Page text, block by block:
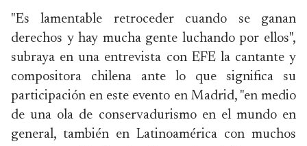
"Es lamentable retroceder cuando se ganan
derechos y hay mucha gente luchando por ellos",
subraya en una entrevista con EFE la cantante y
compositora chilena ante lo que significa su
participación en este evento en Madrid, "en medio
de una ola de conservadurismo en el mundo en
general, también en Latinoamérica con muchos